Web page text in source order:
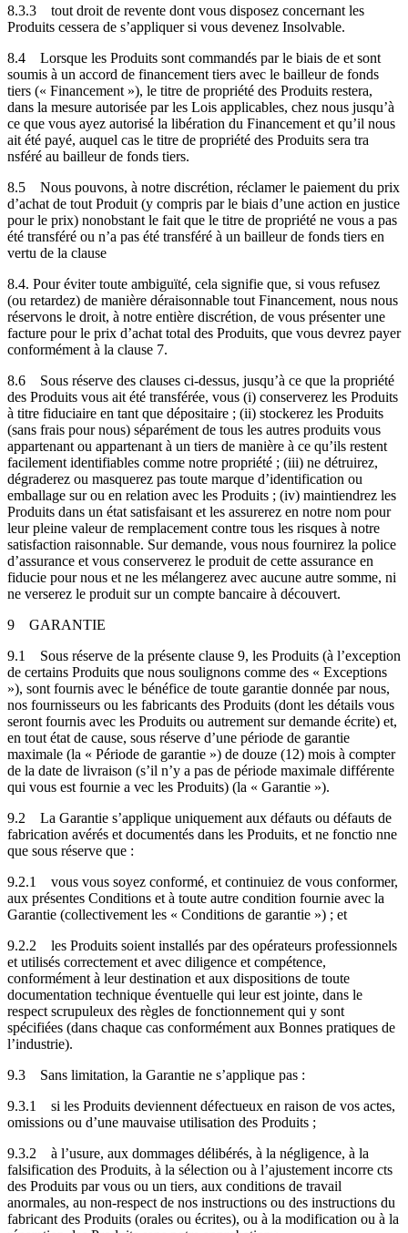
8.3.3
tout droit de revente dont vous disposez concernant les
Produits cessera de s’appliquer si vous devenez Insolvable.
8.4
Lorsque les Produits sont commandés par le biais de et sont
soumis à un accord de financement tiers avec le bailleur de fonds
tiers (« Financement »), le titre de propriété des Produits restera,
dans la mesure autorisée par les Lois applicables, chez nous jusqu’à
ce que vous ayez autorisé la libération du Financement et qu’il nous
ait été payé, auquel cas le titre de propriété des Produits sera tra
nsféré au bailleur de fonds tiers.
8.5
Nous pouvons, à notre discrétion, réclamer le paiement du prix
d’achat de tout Produit (y compris par le biais d’une action en justice
pour le prix) nonobstant le fait que le titre de propriété ne vous a pas
été transféré ou n’a pas été transféré à un bailleur de fonds tiers en
vertu de la clause
8.4. Pour éviter toute ambiguïté, cela signifie que, si vous refusez
(ou retardez) de manière déraisonnable tout Financement, nous nous
réservons le droit, à notre entière discrétion, de vous présenter une
facture pour le prix d’achat total des Produits, que vous devrez payer
conformément à la clause 7.
8.6
Sous réserve des clauses ci-dessus, jusqu’à ce que la propriété
des Produits vous ait été transférée, vous (i) conserverez les Produits
à titre fiduciaire en tant que dépositaire ; (ii) stockerez les Produits
(sans frais pour nous) séparément de tous les autres produits vous
appartenant ou appartenant à un tiers de manière à ce qu’ils restent
facilement identifiables comme notre propriété ; (iii) ne détruirez,
dégraderez ou masquerez pas toute marque d’identification ou
emballage sur ou en relation avec les Produits ; (iv) maintiendrez les
Produits dans un état satisfaisant et les assurerez en notre nom pour
leur pleine valeur de remplacement contre tous les risques à notre
satisfaction raisonnable. Sur demande, vous nous fournirez la police
d’assurance et vous conserverez le produit de cette assurance en
fiducie pour nous et ne les mélangerez avec aucune autre somme, ni
ne verserez le produit sur un compte bancaire à découvert.
9
GARANTIE
9.1
Sous réserve de la présente clause 9, les Produits (à l’exception
de certains Produits que nous soulignons comme des « Exceptions
»), sont fournis avec le bénéfice de toute garantie donnée par nous,
nos fournisseurs ou les fabricants des Produits (dont les détails vous
seront fournis avec les Produits ou autrement sur demande écrite) et,
en tout état de cause, sous réserve d’une période de garantie
maximale (la « Période de garantie ») de douze (12) mois à compter
de la date de livraison (s’il n’y a pas de période maximale différente
qui vous est fournie a vec les Produits) (la « Garantie »).
9.2
La Garantie s’applique uniquement aux défauts ou défauts de
fabrication avérés et documentés dans les Produits, et ne fonctio nne
que sous réserve que :
9.2.1
vous vous soyez conformé, et continuiez de vous conformer,
aux présentes Conditions et à toute autre condition fournie avec la
Garantie (collectivement les « Conditions de garantie ») ; et
9.2.2
les Produits soient installés par des opérateurs professionnels
et utilisés correctement et avec diligence et compétence,
conformément à leur destination et aux dispositions de toute
documentation technique éventuelle qui leur est jointe, dans le
respect scrupuleux des règles de fonctionnement qui y sont
spécifiées (dans chaque cas conformément aux Bonnes pratiques de
l’industrie).
9.3
Sans limitation, la Garantie ne s’applique pas :
9.3.1
si les Produits deviennent défectueux en raison de vos actes,
omissions ou d’une mauvaise utilisation des Produits ;
9.3.2
à l’usure, aux dommages délibérés, à la négligence, à la
falsification des Produits, à la sélection ou à l’ajustement incorre cts
des Produits par vous ou un tiers, aux conditions de travail
anormales, au non-respect de nos instructions ou des instructions du
fabricant des Produits (orales ou écrites), ou à la modification ou à la